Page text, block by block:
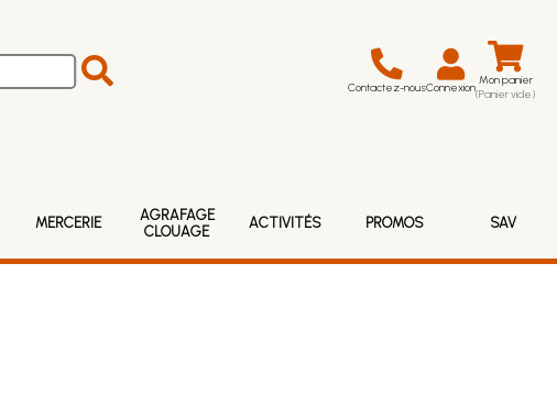
Contactez-nousConnexion Mon panier
(Panier vide)
MERCERIE
AGRAFAGE
CLOUAGE
ACTIVITÉS PROMOS SAV